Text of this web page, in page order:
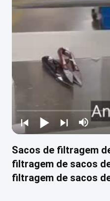
Sacos de filtragem
filtragem de sacos
filtragem de sacos